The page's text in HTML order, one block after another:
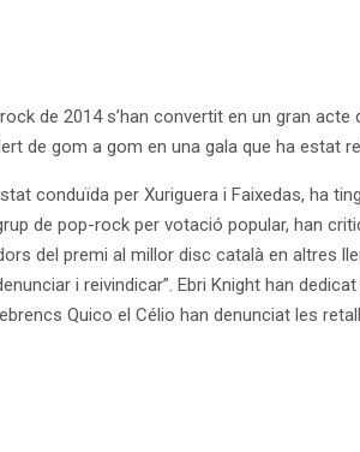
de 2014 s’han convertit en un gran
de gom a gom en una gala que ha estat
conduïda per Xuriguera i Faixedas, ha
de pop-rock per votació popular, han
del premi al millor disc català en altres
i reivindicar”. Ebri Knight han
Quico el Célio han denunciat les